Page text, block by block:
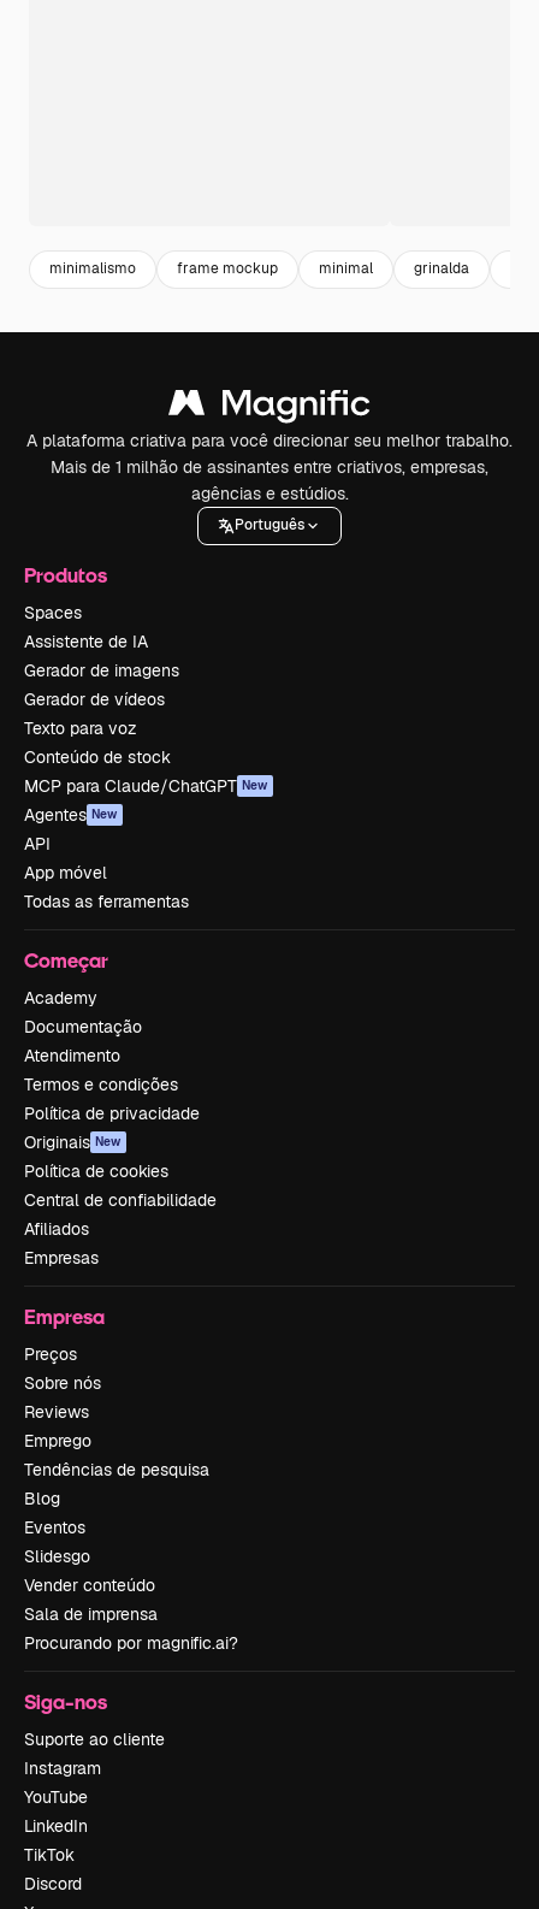
minimalismo frame mockup minimal grinalda
A plataforma criativa para você direcionar seu melhor trabalho.
Mais de 1 milhão de assinantes entre criativos, empresas,
agências e estúdios.
Português
Produtos
Spaces
Assistente de IA
Gerador de imagens
Gerador de vídeos
Texto para voz
Conteúdo de stock
MCP para Claude/ChatGPT New
Agentes New
API
App móvel
Todas as ferramentas
Começar
Academy
Documentação
Atendimento
Termos e condições
Política de privacidade
Originais New
Política de cookies
Central de confiabilidade
Afiliados
Empresas
Empresa
Preços
Sobre nós
Reviews
Emprego
Tendências de pesquisa
Blog
Eventos
Slidesgo
Vender conteúdo
Sala de imprensa
Procurando por magnific.ai?
Siga-nos
Suporte ao cliente
Instagram
YouTube
LinkedIn
TikTok
Discord